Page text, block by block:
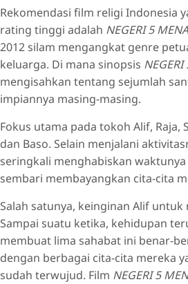
Rekomendasi film religi Indonesia
rating tinggi adalah NEGERI 5
2012 silam mengangkat genre
keluarga. Di mana sinopsis NEGERI
mengisahkan tentang sejumlah
impiannya masing-masing.
Fokus utama pada tokoh Alif, Raja,
dan Baso. Selain menjalani
seringkali menghabiskan
sembari membayangkan cita-cita
Salah satunya, keinginan Alif
Sampai suatu ketika, kehidupan
membuat lima sahabat ini benar-
dengan berbagai cita-cita mereka
sudah terwujud. Film NEGERI 5